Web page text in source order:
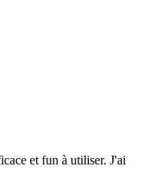
et fun à utiliser. J'ai